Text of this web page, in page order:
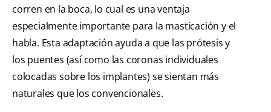
corren en la boca, lo cual es una ventaja
especialmente importante para la masticación y el
habla. Esta adaptación ayuda a que las prótesis y
los puentes (así como las coronas individuales
colocadas sobre los implantes) se sientan más
naturales que los convencionales.